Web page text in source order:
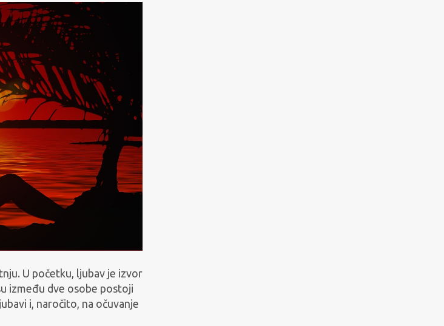
U početku, ljubav je izvor
između dve osobe postoji
i, naročito, na očuvanje